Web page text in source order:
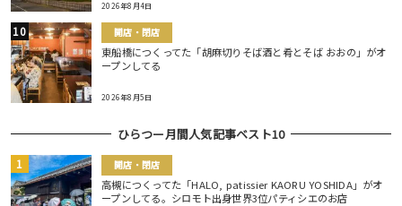
2026年8月4日
開店・閉店
東船橋につくってた「胡麻切りそば酒と肴とそば おおの」がオ
ープンしてる
2026年8月5日
ひらつー月間人気記事ベスト10
開店・閉店
高槻につくってた「HALO, patissier KAORU YOSHIDA」がオ
ープンしてる。シロモト出身世界3位パティシエのお店